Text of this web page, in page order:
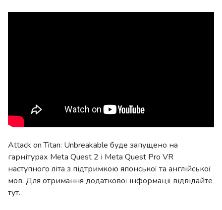
Attack on Titan: Unbreakable буде запущено на
гарнітурах Meta Quest 2 і Meta Quest Pro VR
наступного літа з підтримкою японської та англійської
мов. Для отримання додаткової інформації відвідайте
тут.